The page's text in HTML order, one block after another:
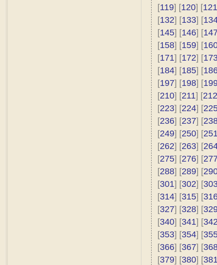
[119] [120] [121
[132] [133] [
[145] [146] [
[158] [159] [
[171] [172] [
[184] [185] [
[197] [198] [
[210] [211] [212
[223] [224] [
[236] [237] [
[249] [250] [
[262] [263] [
[275] [276] [
[288] [289] [
[301] [302] [
[314] [315] [
[327] [328] [
[340] [341] [
[353] [354] [
[366] [367] [
[379] [380] [